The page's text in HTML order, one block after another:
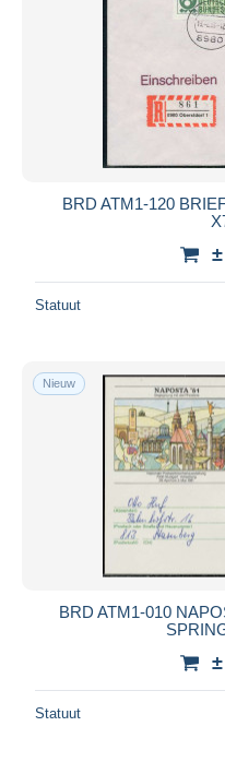
BRD ATM1-120
Statuut
Nieuw
BRD ATM1-010
Statuut